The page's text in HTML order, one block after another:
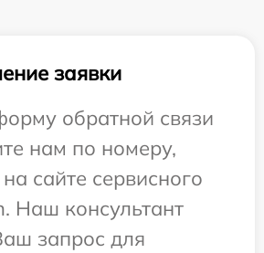
заявки
обратной связи
нам по номеру,
сайте сервисного
Наш консультант
запрос для